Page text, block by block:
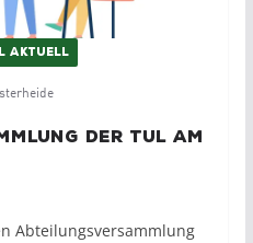
AKTUELL
der TuL am
Abteilungsversammlung